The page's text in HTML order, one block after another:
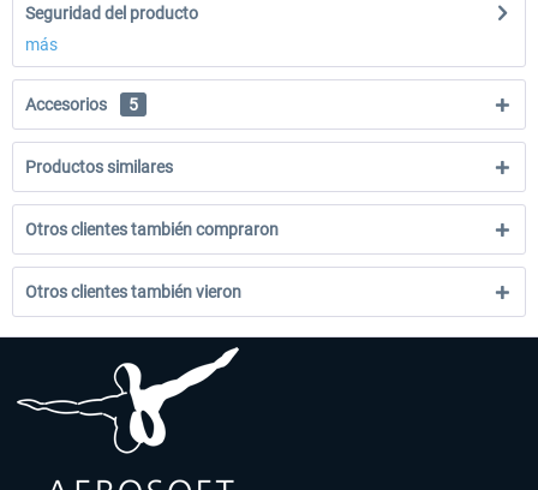
Seguridad del producto
más
Accesorios 5
Productos similares
Otros clientes también compraron
Otros clientes también vieron